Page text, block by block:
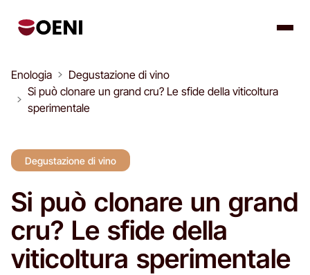
Enologia
Degustazione di vino
Si può clonare un grand cru? Le sfide della viticoltura
sperimentale
Degustazione di vino
Si può clonare un grand
cru? Le sfide della
viticoltura sperimentale